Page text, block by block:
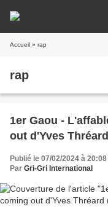
Accueil » rap
rap
1er Gaou -
out d'Yves
Publié le 07/02/2024 à 20:08
Par Gri-Gri International